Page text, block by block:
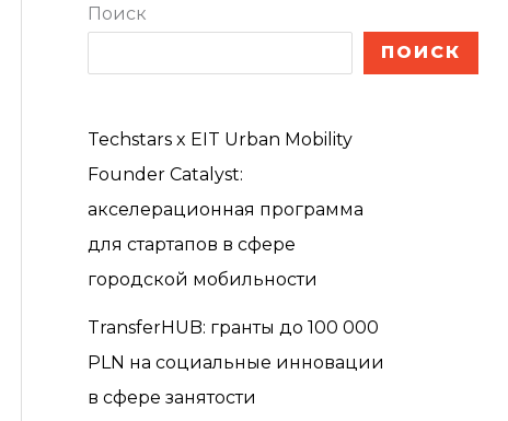
Поиск
ПОИСК
Techstars x EIT Urban Mobility
Founder Catalyst:
акселерационная программа
для стартапов в сфере
городской мобильности
TransferHUB: гранты до 100 000
PLN на социальные инновации
в сфере занятости